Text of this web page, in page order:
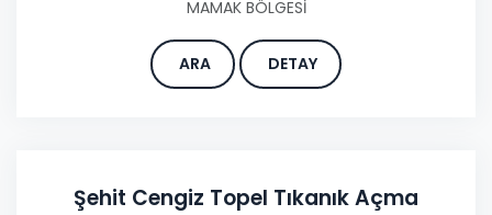
MAMAK BÖLGESİ
ARA DETAY
Şehit Cengiz Topel Tıkanık Açma